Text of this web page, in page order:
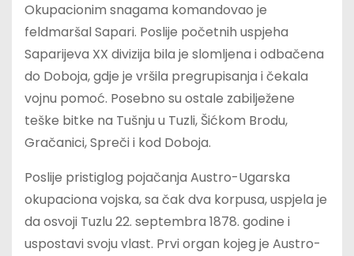
Okupacionim snagama komandovao je
feldmaršal Sapari. Poslije početnih uspjeha
Saparijeva XX divizija bila je slomljena i odbačena
do Doboja, gdje je vršila pregrupisanja i čekala
vojnu pomoć. Posebno su ostale zabilježene
teške bitke na Tušnju u Tuzli, Šićkom Brodu,
Gračanici, Spreči i kod Doboja.
Poslije pristiglog pojačanja Austro-Ugarska
okupaciona vojska, sa čak dva korpusa, uspjela je
da osvoji Tuzlu 22. septembra 1878. godine i
uspostavi svoju vlast. Prvi organ kojeg je Austro-